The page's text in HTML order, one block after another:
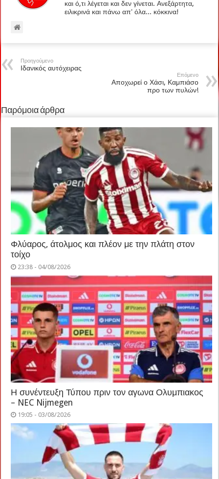
και ό,τι λέγεται και δεν γίνεται. Ανεξάρτητα,
ειλικρινά και πάνω απ' όλα... κόκκινα!
Προηγούμενο
Ιδανικός αυτόχειρας
Επόμενο
Αποχωρεί ο Χάσι, Καμπιάσο
προ των πυλών!
Παρόμοια άρθρα
Φλύαρος, άτολμος και πλέον με την πλάτη στον
τοίχο
23:38 - 04/08/2026
Η συνέντευξη Τύπου πριν τον αγωνα Ολυμπιακος
– NEC Nijmegen
19:05 - 03/08/2026